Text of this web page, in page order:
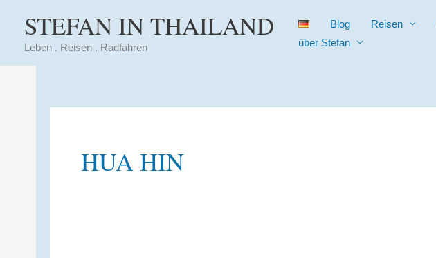
springen
STEFAN IN THAILAND
Leben . Reisen . Radfahren
Blog Reisen
über Stefan
HUA HIN